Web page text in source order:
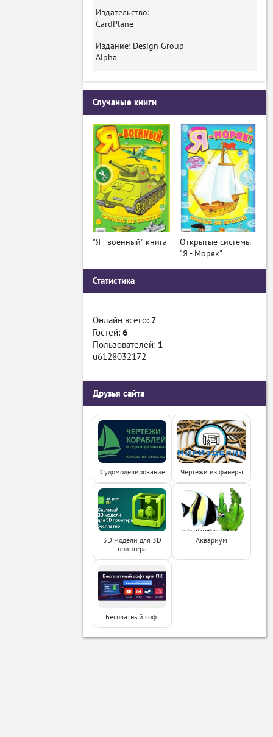
Издательство:
CardPlane
Издание: Design Group
Alpha
Случаные книги
"Я - военный" книга
Открытые системы
"Я - Моряк"
Статистика
Онлайн всего: 7
Гостей: 6
Пользователей: 1
u6128032172
Друзья сайта
Судомоделирование Чертежи из фанеры
3D модели для 3D
принтера
Аквариум
Бесплатный софт